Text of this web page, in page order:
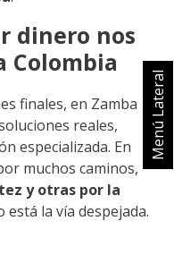
Menú Lateral
dinero nos
Colombia
finales, en Zamba
reales,
especializada. En
muchos caminos,
y otras por la
está la vía despejada.